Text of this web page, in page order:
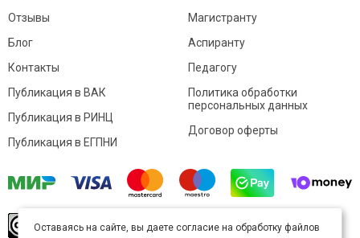
Отзывы
Блог
Контакты
Магистранту
Аспиранту
Педагогу
Публикация в ВАК
Публикация в РИНЦ
Публикация в ЕГПНИ
Политика обработки
персональных данных
Договор оферты
произведение доступно полицензии Creative
Оставаясь на сайте, вы даете согласие на обработку файлов